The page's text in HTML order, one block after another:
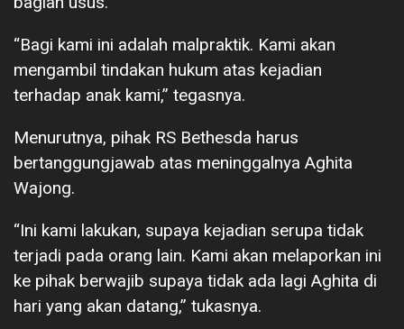
“Bagi kami ini adalah malpraktik. Kami akan
mengambil tindakan hukum atas kejadian
terhadap anak kami,” tegasnya.
Menurutnya, pihak RS Bethesda harus
bertanggungjawab atas meninggalnya Aghita
Wajong.
“Ini kami lakukan, supaya kejadian serupa tidak
terjadi pada orang lain. Kami akan melaporkan ini
ke pihak berwajib supaya tidak ada lagi Aghita di
hari yang akan datang,” tukasnya.